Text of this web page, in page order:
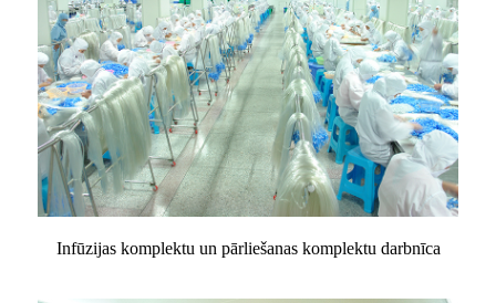
Infūzijas komplektu un pārliešanas komplektu darbnīca